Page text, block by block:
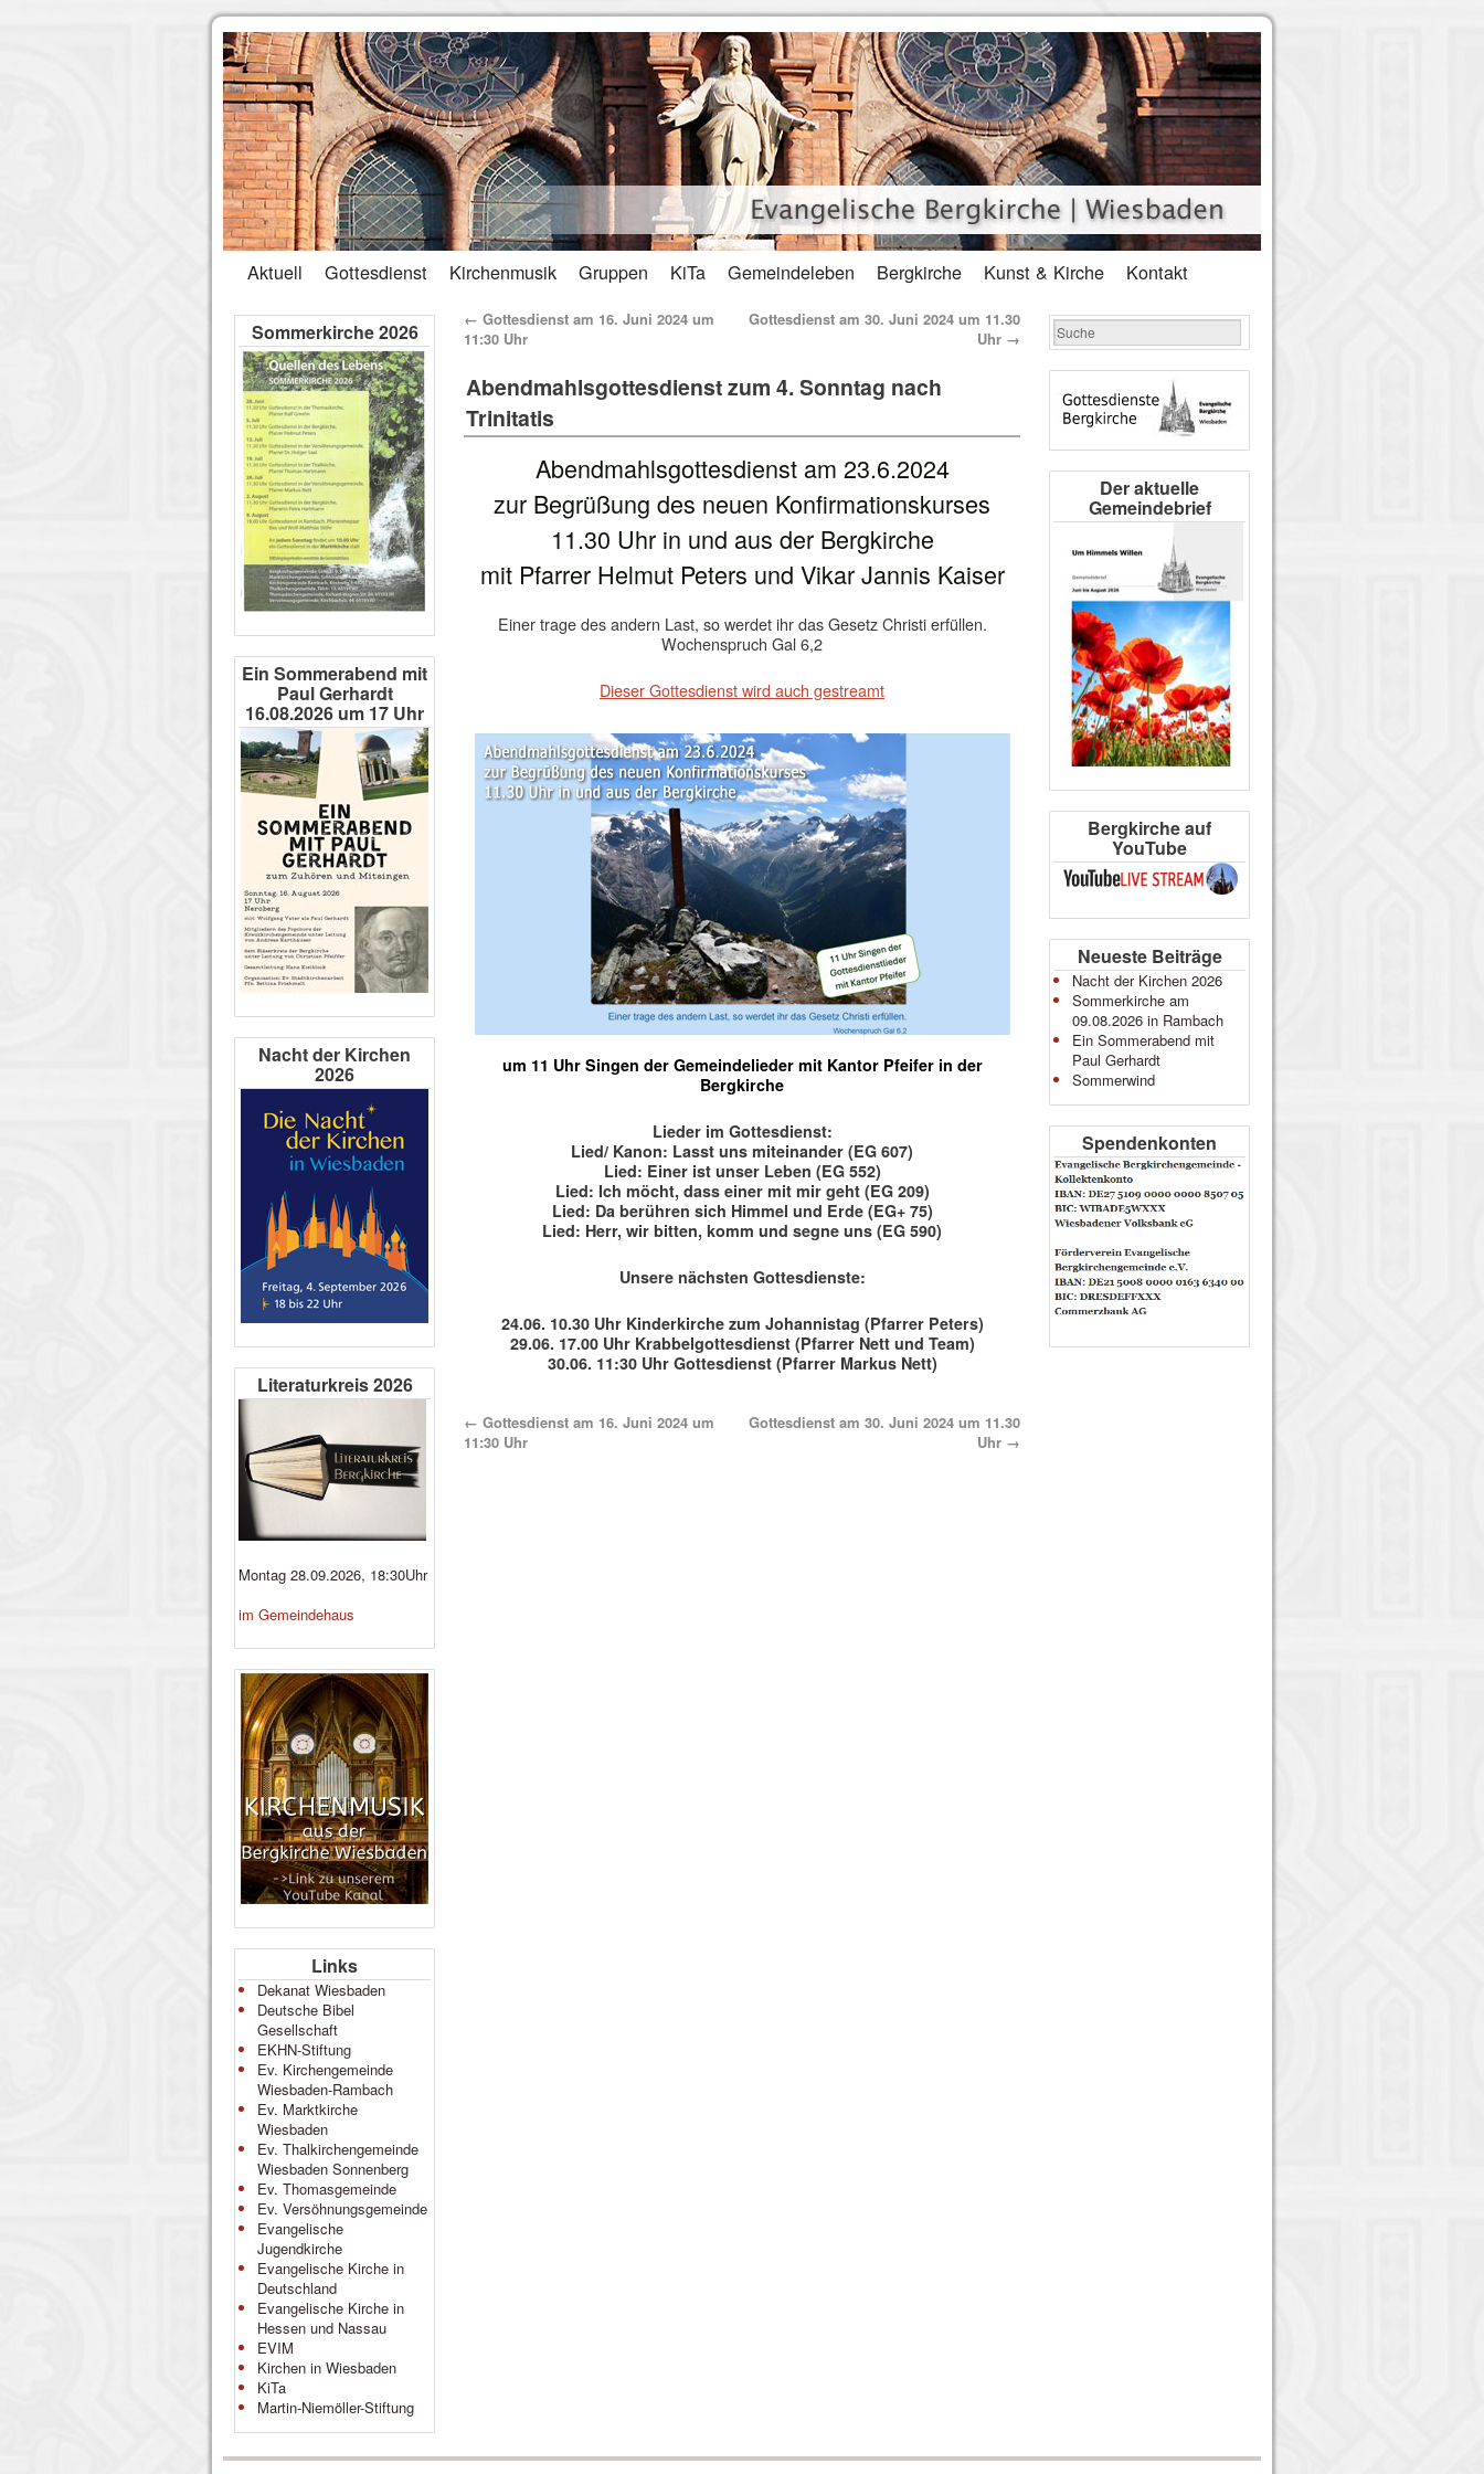
Aktuell Gottesdienst Kirchenmusik Gruppen KiTa Gemeindeleben Bergkirche Kunst & Kirche Kontakt
← Gottesdienst am 16. Juni 2024 um
11:30 Uhr
Gottesdienst am 30. Juni 2024 um 11.30
Uhr →
Abendmahlsgottesdienst zum 4. Sonntag nach
Trinitatis
Abendmahlsgottesdienst am 23.6.2024
zur Begrüßung des neuen Konfirmationskurses
11.30 Uhr in und aus der Bergkirche
mit Pfarrer Helmut Peters und Vikar Jannis Kaiser
Einer trage des andern Last, so werdet ihr das Gesetz Christi erfüllen.
Wochenspruch Gal 6,2
Dieser Gottesdienst wird auch gestreamt
um 11 Uhr Singen der Gemeindelieder mit Kantor Pfeifer in der
Bergkirche
Lieder im Gottesdienst:
Lied/ Kanon: Lasst uns miteinander (EG 607)
Lied: Einer ist unser Leben (EG 552)
Lied: Ich möcht, dass einer mit mir geht (EG 209)
Lied: Da berühren sich Himmel und Erde (EG+ 75)
Lied: Herr, wir bitten, komm und segne uns (EG 590)
Unsere nächsten Gottesdienste:
24.06. 10.30 Uhr Kinderkirche zum Johannistag (Pfarrer Peters)
29.06. 17.00 Uhr Krabbelgottesdienst (Pfarrer Nett und Team)
30.06. 11:30 Uhr Gottesdienst (Pfarrer Markus Nett)
← Gottesdienst am 16. Juni 2024 um
11:30 Uhr
Gottesdienst am 30. Juni 2024 um 11.30
Uhr →
Sommerkirche 2026
Ein Sommerabend mit
Paul Gerhardt
16.08.2026 um 17 Uhr
Nacht der Kirchen
2026
Literaturkreis 2026
Montag 28.09.2026, 18:30Uhr
im Gemeindehaus
Links
Dekanat Wiesbaden
Deutsche Bibel
Gesellschaft
EKHN-Stiftung
Ev. Kirchengemeinde
Wiesbaden-Rambach
Ev. Marktkirche
Wiesbaden
Ev. Thalkirchengemeinde
Wiesbaden Sonnenberg
Ev. Thomasgemeinde
Ev. Versöhnungsgemeinde
Evangelische
Jugendkirche
Evangelische Kirche in
Deutschland
Evangelische Kirche in
Hessen und Nassau
EVIM
Kirchen in Wiesbaden
KiTa
Martin-Niemöller-Stiftung
Der aktuelle
Gemeindebrief
Bergkirche auf
YouTube
Neueste Beiträge
Nacht der Kirchen 2026
Sommerkirche am
09.08.2026 in Rambach
Ein Sommerabend mit
Paul Gerhardt
Sommerwind
Spendenkonten